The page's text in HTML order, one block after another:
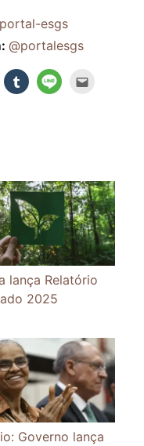
portal-esgs
@portalesgs
lança Relatório
2025
Governo lança